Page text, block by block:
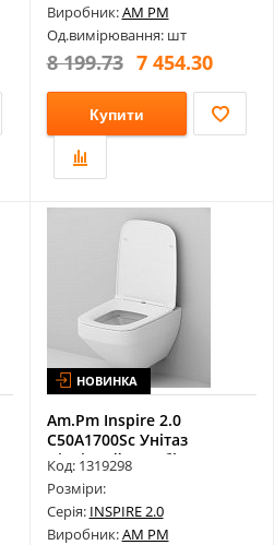
Виробник:AM PM
Од.вимірювання: шт
8 199.73 7 454.30
Купити
НОВИНКА
Am.Pm Inspire 2.0
C50A1700Sc Унітаз
Підвісний Безобі...
Код: 1319298
Розміри:
Серія: INSPIRE 2.0
Виробник:AM PM